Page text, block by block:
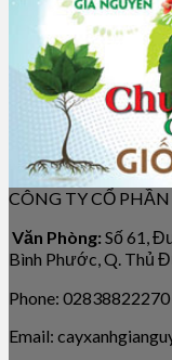
CÔNG TY CỔ
Văn Phòng: Số 61,
Bình Phước, Q. Thủ
Phone:
Email: